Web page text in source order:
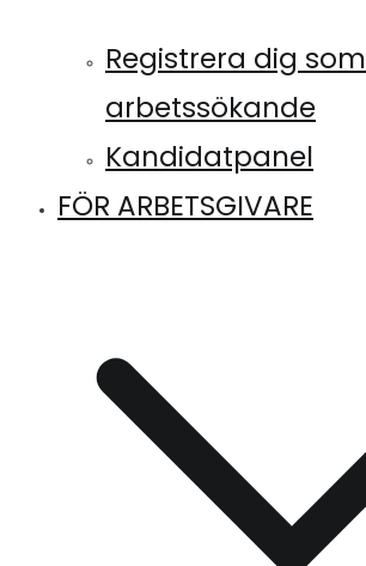
Registrera dig som
arbetssökande
Kandidatpanel
FÖR ARBETSGIVARE